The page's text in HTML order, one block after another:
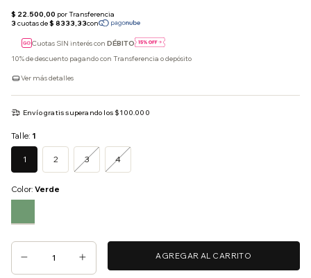
Cuotas SIN interés con DÉBITO
10% de descuento pagando con Transferencia o depósito
Ver más detalles
Envío gratissuperando los $100.000
Talle: 1
1 2 3 4
Color: Verde